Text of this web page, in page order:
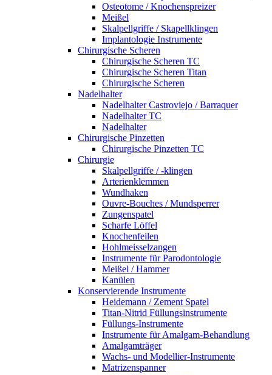
Osteotome / Knochenspreizer
Meißel
Skalpellgriffe / Skapellklingen
Implantologie Instrumente
Chirurgische Scheren
Chirurgische Scheren TC
Chirurgische Scheren Titan
Chirurgische Scheren
Nadelhalter
Nadelhalter Castroviejo / Barraquer
Nadelhalter TC
Nadelhalter
Chirurgische Pinzetten
Chirurgische Pinzetten TC
Chirurgie
Skalpellgriffe / -klingen
Arterienklemmen
Wundhaken
Ouvre-Bouches / Mundsperrer
Zungenspatel
Scharfe Löffel
Knochenfeilen
Hohlmeisselzangen
Instrumente für Parodontologie
Meißel / Hammer
Kanülen
Konservierende Instrumente
Heidemann / Zement Spatel
Titan-Nitrid Füllungsinstrumente
Füllungs-Instrumente
Instrumente für Amalgam-Behandlung
Amalgamträger
Wachs- und Modellier-Instrumente
Matrizenspanner